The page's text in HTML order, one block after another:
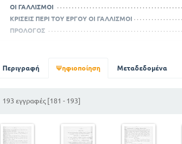
ΟΙ ΓΑΛΛΙΣΜΟΙ
ΚΡΙΣΕΙΣ ΠΕΡΙ ΤΟΥ ΕΡΓΟΥ ΟΙ ΓΑΛΛΙΣΜΟΙ
ΠΡΟΛΟΓΟΣ
BALANCE
CASQUE
CLOOHER
CONTER
Περιγραφή Ψηφιοποίηση Μεταδεδομένα
193 εγγραφές [181 - 193]